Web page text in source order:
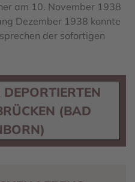
am 10. November 1938
Dezember 1938 konnte
der sofortigen
(BAD